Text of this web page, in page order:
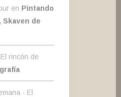
en Pintando
de
rincón de
- El